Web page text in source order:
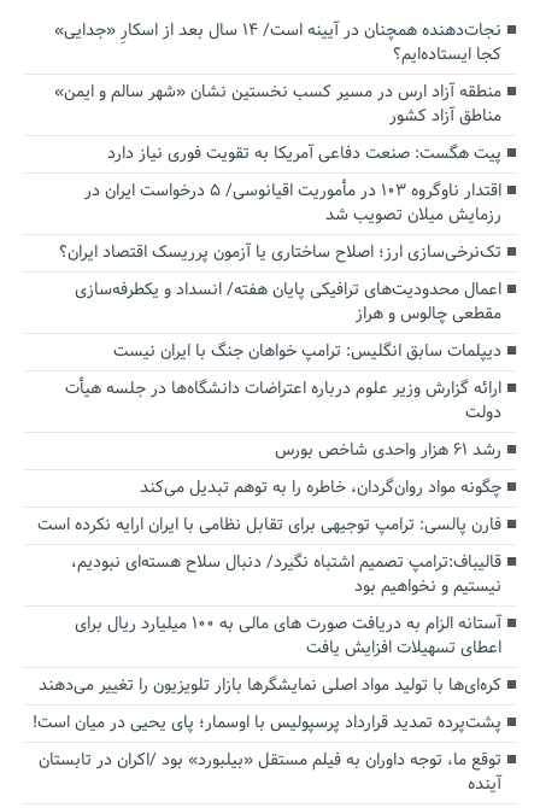
نجات‌دهنده‌ همچنان در آیینه است/ ۱۴ سال بعد از اسکارِ «جدایی»
کجا ایستاده‌ایم؟
منطقه آزاد ارس در مسیر کسب نخستین نشان «شهر سالم و ایمن»
مناطق آزاد کشور
پیت هگست: صنعت دفاعی آمریکا به تقویت فوری نیاز دارد
اقتدار ناوگروه ۱۰۳ در مأموریت‌ اقیانوسی/ ۵ درخواست ایران در
رزمایش میلان تصویب شد
تک‌نرخی‌سازی ارز؛ اصلاح ساختاری یا آزمون پرریسک اقتصاد ایران؟
اعمال محدودیت‌های ترافیکی پایان هفته/ انسداد و یکطرفه‌سازی
مقطعی چالوس و هراز
دیپلمات سابق انگلیس:‌ ترامپ خواهان جنگ با ایران نیست
ارائه گزارش وزیر علوم درباره اعتراضات دانشگاه‌ها در جلسه هیأت
دولت
رشد ۶۱ هزار واحدی شاخص بورس
چگونه مواد روان‌گردان، خاطره را به توهم تبدیل می‌کند
فارن پالسی: ترامپ توجیهی برای تقابل نظامی با ایران ارایه نکرده است
قالیباف:ترامپ تصمیم اشتباه نگیرد/ دنبال سلاح هسته‌ای نبودیم،
نیستیم و نخواهیم بود
آستانه الزام به دریافت صورت های مالی به ۱۰۰ میلیارد ریال برای
اعطای تسهیلات افزایش یافت
کره‌ای‌ها با تولید مواد اصلی نمایشگرها بازار تلویزیون را تغییر می‌دهند
پشت‌پرده تمدید قرارداد پرسپولیس با اوسمار؛ پای یحیی در میان است!
توقع ما، توجه داوران به فیلم مستقل «بیلبورد» بود /اکران در تابستان
آینده